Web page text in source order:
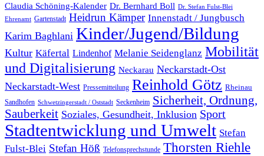
Claudia Schöning-Kalender Dr. Bernhard Boll Dr. Stefan Fulst-Blei
Ehrenamt Gartenstadt Heidrun Kämper Innenstadt / Jungbusch
Karim Baghlani Kinder/Jugend/Bildung
Kultur Käfertal Lindenhof Melanie Seidenglanz Mobilität
und Digitalisierung Neckarau Neckarstadt-Ost
Neckarstadt-West Pressemitteilung Reinhold Götz Rheinau
Sandhofen Schwetzingerstadt / Oststadt Seckenheim Sicherheit, Ordnung,
Sauberkeit Soziales, Gesundheit, Inklusion Sport
Stadtentwicklung und Umwelt Stefan
Fulst-Blei Stefan Höß Telefonsprechstunde Thorsten Riehle